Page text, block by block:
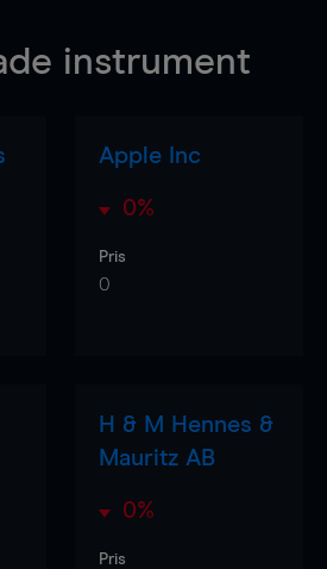
instrument
Apple Inc
0%
Pris
0
H & M Hennes &
Mauritz AB
0%
Pris